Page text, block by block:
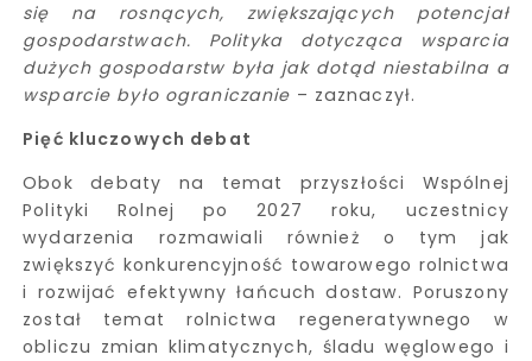
się na rosnących, zwiększających potencjał
gospodarstwach. Polityka dotycząca wsparcia
dużych gospodarstw była jak dotąd niestabilna a
wsparcie było ograniczanie – zaznaczył.
Pięć kluczowych debat
Obok debaty na temat przyszłości Wspólnej
Polityki Rolnej po 2027 roku, uczestnicy
wydarzenia rozmawiali również o tym jak
zwiększyć konkurencyjność towarowego rolnictwa
i rozwijać efektywny łańcuch dostaw. Poruszony
został temat rolnictwa regeneratywnego w
obliczu zmian klimatycznych, śladu węglowego i